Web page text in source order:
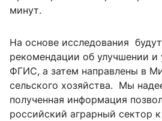
минут.
На основе исследования
рекомендации об улучшении
ФГИС, а затем направлены в
сельского хозяйства. Мы
полученная информация
российский аграрный сектор